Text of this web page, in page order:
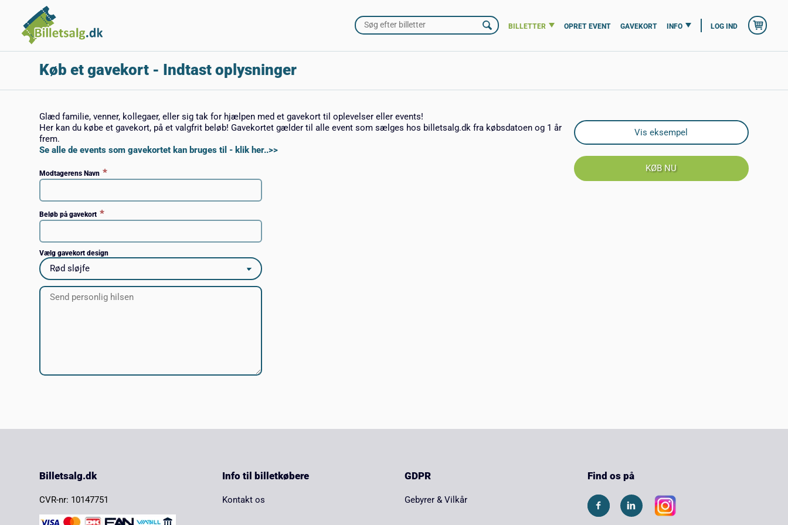
BILLETTER OPRET EVENT GAVEKORT INFO LOG IND
Køb et gavekort - Indtast oplysninger
Glæd familie, venner, kollegaer, eller sig tak for hjælpen med et gavekort til oplevelser eller events!
Her kan du købe et gavekort, på et valgfrit beløb! Gavekortet gælder til alle event som sælges hos billetsalg.dk fra købsdatoen og 1 år
frem.
Se alle de events som gavekortet kan bruges til - klik her..>>
Modtagerens Navn *
Beløb på gavekort *
Vælg gavekort design
Billetsalg.dk
CVR-nr: 10147751
Info til billetkøbere
Kontakt os
GDPR
Gebyrer & Vilkår
Find os på